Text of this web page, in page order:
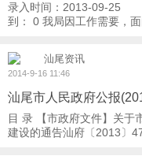
录入时间：2013-09-25
到： 0 我局因工作需要，
汕尾资讯
2014-9-16 11:46
汕尾市人民政府公报
目 录 【市政府文件】关于市区埔边至罗马广场城市道路综合改造工程
建设的通告汕府〔2013〕